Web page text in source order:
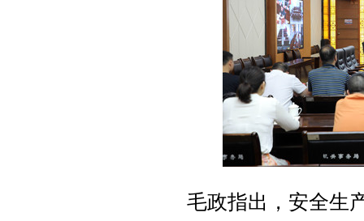
毛政指出，安全生